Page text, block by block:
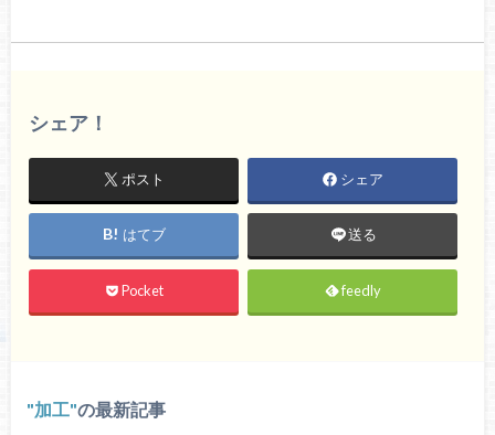
シェア！
ポスト シェア
はてブ 送る
Pocket feedly
加工 の最新記事